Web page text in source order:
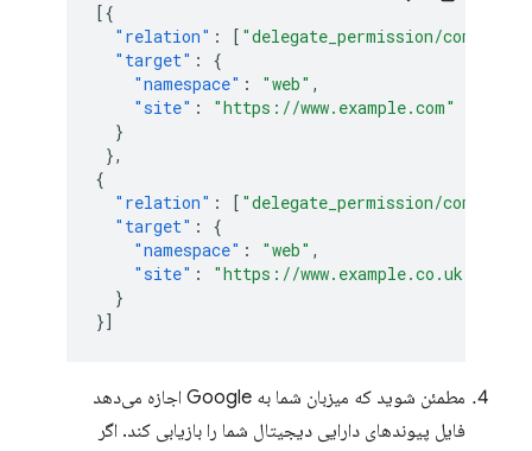
[{
"relation" : [ "delegate_permission/
"target" :
{
"namespace" : "web" ,
"site" :
"https://www.example.com"
}
},
{
"relation" : [ "delegate_permission/
"target" :
{
"namespace" : "web" ,
"site" :
"https://www.example.co.uk"
}
}]
مطمئن شوید که میزبان شما به Google اجازه می‌دهد
فایل پیوندهای دارایی دیجیتال شما را بازیابی کند. اگر